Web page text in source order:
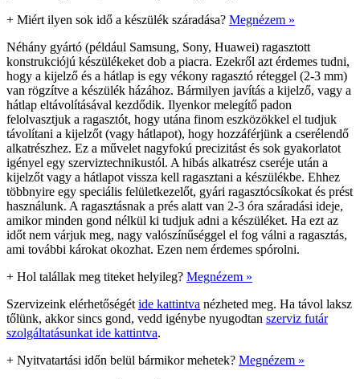
+ Miért ilyen sok idő a készülék száradása? Megnézem »
Néhány gyártó (például Samsung, Sony, Huawei) ragasztott
konstrukciójú készülékeket dob a piacra. Ezekről azt érdemes tudni,
hogy a kijelző és a hátlap is egy vékony ragasztó réteggel (2-3 mm)
van rögzítve a készülék házához. Bármilyen javítás a kijelző, vagy a
hátlap eltávolításával kezdődik. Ilyenkor melegítő padon
felolvasztjuk a ragasztót, hogy utána finom eszközökkel el tudjuk
távolítani a kijelzőt (vagy hátlapot), hogy hozzáférjünk a cserélendő
alkatrészhez. Ez a művelet nagyfokú precizitást és sok gyakorlatot
igényel egy szerviztechnikustól. A hibás alkatrész cseréje után a
kijelzőt vagy a hátlapot vissza kell ragasztani a készülékbe. Ehhez
többnyire egy speciális felületkezelőt, gyári ragasztócsíkokat és prést
használunk. A ragasztásnak a prés alatt van 2-3 óra száradási ideje,
amikor minden gond nélkül ki tudjuk adni a készüléket. Ha ezt az
időt nem várjuk meg, nagy valószínűséggel el fog válni a ragasztás,
ami további károkat okozhat. Ezen nem érdemes spórolni.
+ Hol talállak meg titeket helyileg? Megnézem »
Szervizeink elérhetőségét ide kattintva nézheted meg. Ha távol laksz
tőlünk, akkor sincs gond, vedd igénybe nyugodtan szerviz futár
szolgáltatásunkat ide kattintva.
+ Nyitvatartási időn belül bármikor mehetek? Megnézem »